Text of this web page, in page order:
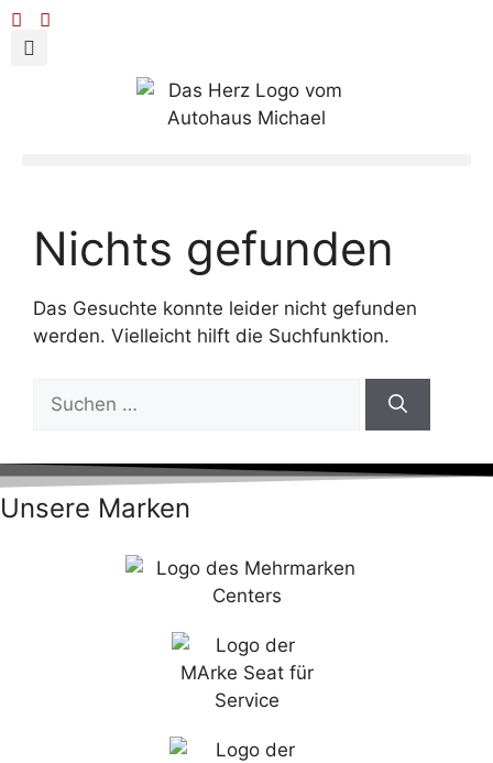
Nichts gefunden
Das Gesuchte konnte leider nicht gefunden
werden. Vielleicht hilft die Suchfunktion.
Unsere Marken